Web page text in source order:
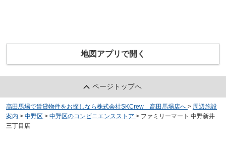
地図アプリで開く
ページトップへ
高田馬場で賃貸物件をお探しなら株式会社SKCrew 高田馬場店へ > 周辺施設
案内 > 中野区 > 中野区のコンビニエンスストア > ファミリーマート 中野新井
三丁目店